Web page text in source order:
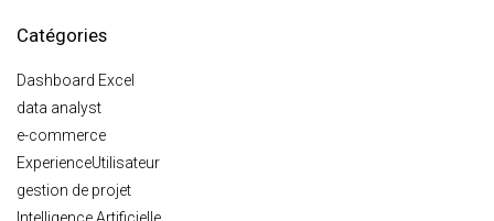
Catégories
Dashboard Excel
data analyst
e-commerce
ExperienceUtilisateur
gestion de projet